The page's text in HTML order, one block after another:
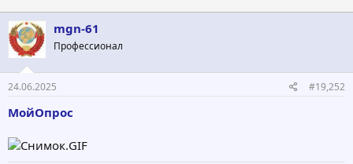
mgn-61
Профессионал
24.06.2025 #19,252
МойОпрос